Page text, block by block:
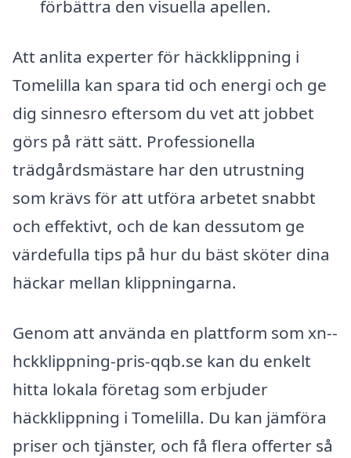
förbättra den visuella apellen.
Att anlita experter för häckklippning i
Tomelilla kan spara tid och energi och ge
dig sinnesro eftersom du vet att jobbet
görs på rätt sätt. Professionella
trädgårdsmästare har den utrustning
som krävs för att utföra arbetet snabbt
och effektivt, och de kan dessutom ge
värdefulla tips på hur du bäst sköter dina
häckar mellan klippningarna.
Genom att använda en plattform som xn--
hckklippning-pris-qqb.se kan du enkelt
hitta lokala företag som erbjuder
häckklippning i Tomelilla. Du kan jämföra
priser och tjänster, och få flera offerter så